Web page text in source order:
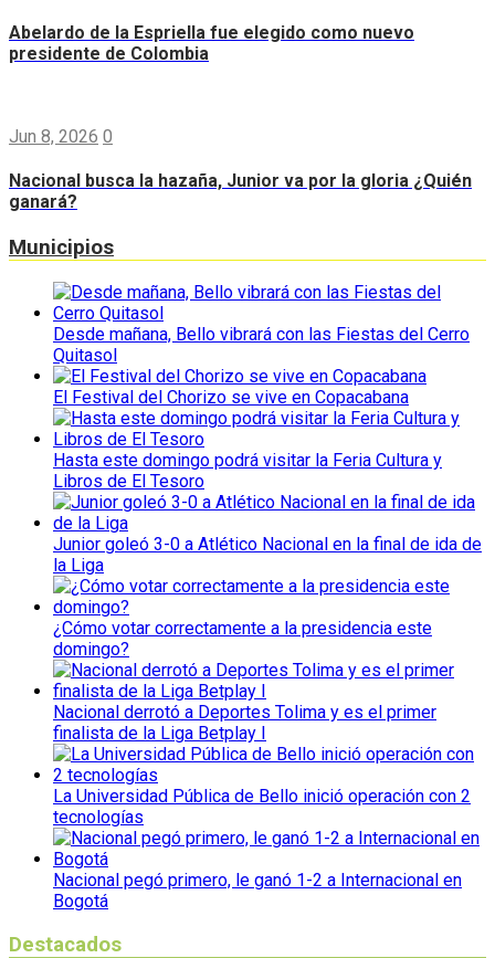
Abelardo de la Espriella fue elegido como nuevo
presidente de Colombia
Jun 8, 2026 0
Nacional busca la hazaña, Junior va por la gloria ¿Quién
ganará?
Municipios
Desde mañana, Bello vibrará con las Fiestas del Cerro
Quitasol
El Festival del Chorizo se vive en Copacabana
Hasta este domingo podrá visitar la Feria Cultura y
Libros de El Tesoro
Junior goleó 3-0 a Atlético Nacional en la final de ida de
la Liga
¿Cómo votar correctamente a la presidencia este
domingo?
Nacional derrotó a Deportes Tolima y es el primer
finalista de la Liga Betplay I
La Universidad Pública de Bello inició operación con 2
tecnologías
Nacional pegó primero, le ganó 1-2 a Internacional en
Bogotá
Destacados